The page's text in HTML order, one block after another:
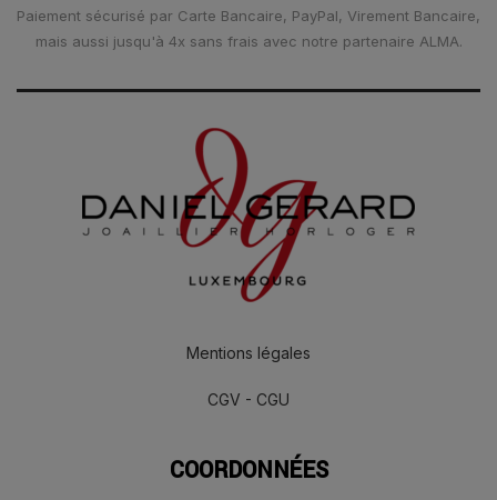
Paiement sécurisé par Carte Bancaire, PayPal, Virement Bancaire,
mais aussi jusqu'à 4x sans frais avec notre partenaire ALMA.
Mentions légales
CGV - CGU
COORDONNÉES